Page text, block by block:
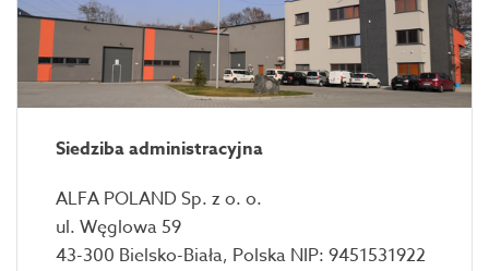
Siedziba administracyjna
ALFA POLAND Sp. z o. o.
ul. Węglowa 59
43-300 Bielsko-Biała, Polska NIP: 9451531922